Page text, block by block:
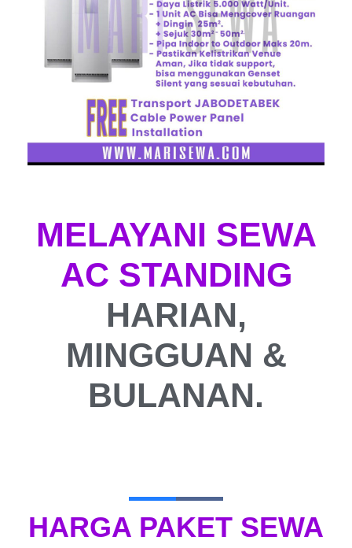
MELAYANI SEWA
AC STANDING
HARIAN,
MINGGUAN &
BULANAN.
HARGA PAKET SEWA